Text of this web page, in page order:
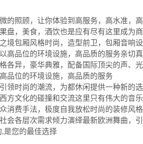
的照顾，让你体验到高服务，高水准，
盘，美食，酒饮也是应有尽有这里成为
境包厢风格时尚，造型前卫，包厢音响
高品位的环境设施，高品质的服务亲切
各异，豪华典雅，配备国际顶尖的声、
品位的环境设施，高品质的服务
领时尚的潮流，为都休闲提供一种新的
方文化的碰撞和交流这里只有伟大的音
消费手法，极度自我放松时尚的装修风
会各层次需求倾力演绎最新欧洲舞曲，
是您的最佳选择